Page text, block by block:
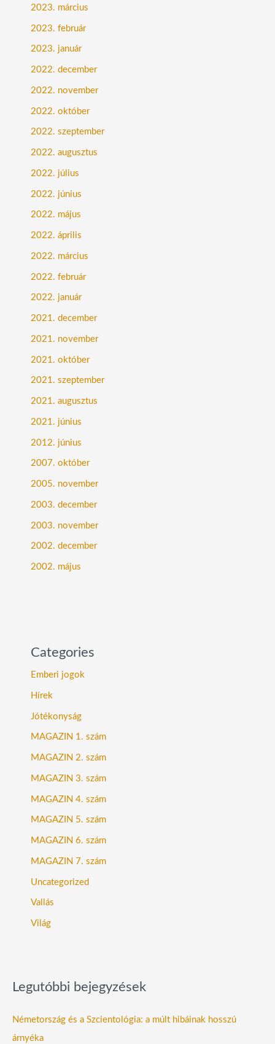
2023. március
2023. február
2023. január
2022. december
2022. november
2022. október
2022. szeptember
2022. augusztus
2022. július
2022. június
2022. május
2022. április
2022. március
2022. február
2022. január
2021. december
2021. november
2021. október
2021. szeptember
2021. augusztus
2021. június
2012. június
2007. október
2005. november
2003. december
2003. november
2002. december
2002. május
Categories
Emberi jogok
Hírek
Jótékonyság
MAGAZIN 1. szám
MAGAZIN 2. szám
MAGAZIN 3. szám
MAGAZIN 4. szám
MAGAZIN 5. szám
MAGAZIN 6. szám
MAGAZIN 7. szám
Uncategorized
Vallás
Világ
Legutóbbi bejegyzések
Németország és a Szcientológia: a múlt hibáinak hosszú
árnyéka